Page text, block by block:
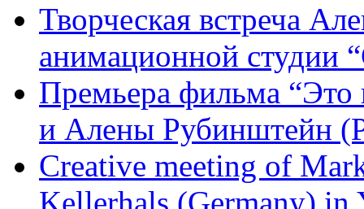
Творческая встреча
анимационной студии
Премьера фильма “Это
и Алены Рубинштейн
Creative meeting of
Kellerhals (Germany) in